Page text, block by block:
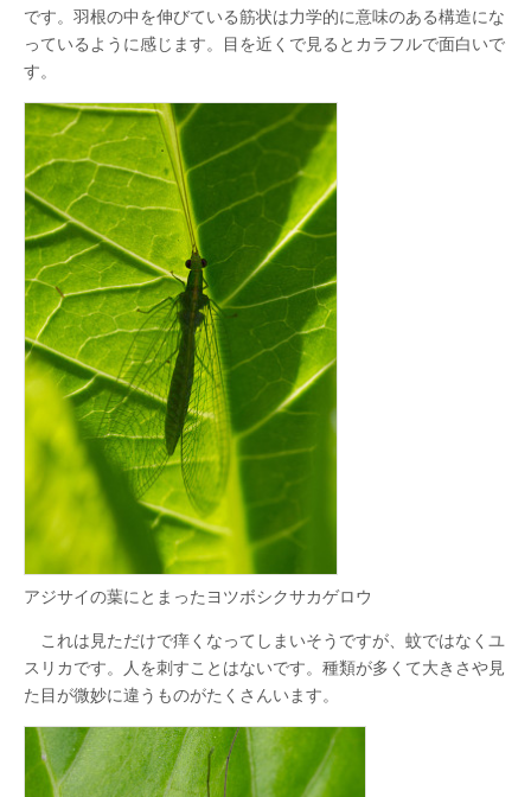
です。羽根の中を伸びている筋状は力学的に意味のある構造にな
っているように感じます。目を近くで見るとカラフルで面白いで
す。
アジサイの葉にとまったヨツボシクサカゲロウ
これは見ただけで痒くなってしまいそうですが、蚊ではなくユ
スリカです。人を刺すことはないです。種類が多くて大きさや見
た目が微妙に違うものがたくさんいます。